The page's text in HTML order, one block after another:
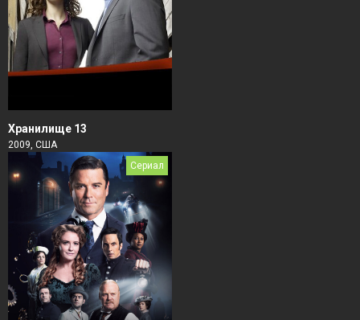
Хранилище 13
2009, США
Сериал